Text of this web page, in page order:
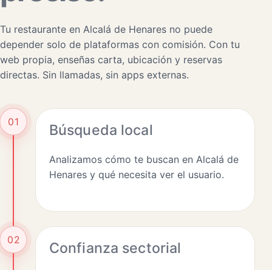
Tu restaurante en Alcalá de Henares no puede
depender solo de plataformas con comisión. Con tu
web propia, enseñas carta, ubicación y reservas
directas. Sin llamadas, sin apps externas.
01 Búsqueda local
Analizamos cómo te buscan en Alcalá de
Henares y qué necesita ver el usuario.
02 Confianza sectorial